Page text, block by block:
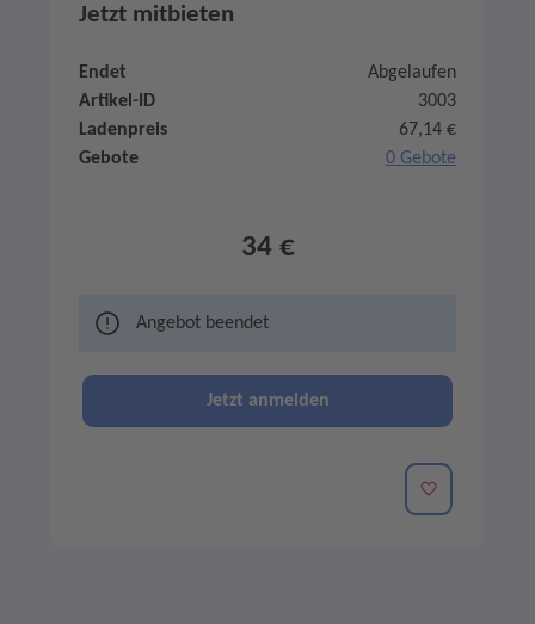
Jetzt mitbieten
Endet
Abgelaufen
Artikel-ID
3003
Ladenpreis
67,14 €
Gebote
0 Gebote
34 €
Angebot beendet
Jetzt anmelden
Merken